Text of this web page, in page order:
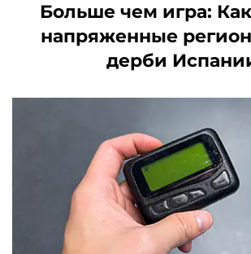
Больше чем игра:
напряженные
дерби